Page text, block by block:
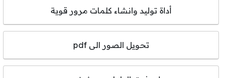
أداة توليد وانشاء كلمات مرور قوية
تحويل الصور الى pdf